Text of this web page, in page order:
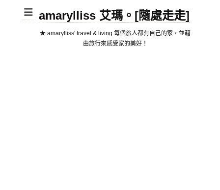
amarylliss 艾瑪。[隨處走走]
★ amarylliss' travel & living 每個旅人都有自己的家，並藉
由旅行來感受家的美好！